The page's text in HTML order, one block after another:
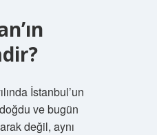
İstanbul’un
ve bugün
değil, aynı